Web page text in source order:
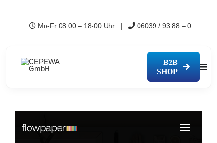
Mo-Fr 08.00 – 18-00 Uhr | 06039 / 93 88 – 0
B2B
SHOP